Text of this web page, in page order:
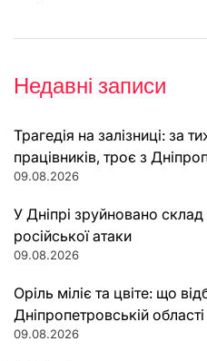
Недавні записи
Трагедія на залізниці: за
працівників, троє з
09.08.2026
У Дніпрі зруйновано
російської атаки
09.08.2026
Оріль міліє та цвіте: що
Дніпропетровській області
09.08.2026